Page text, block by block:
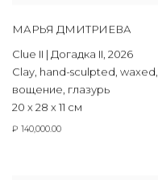
МАРЬЯ ДМИТРИЕВА
Clue II | Догадка II, 2026
Clay, hand-sculpted, waxed,
вощение, глазурь
20 х 28 х 11 см
₽ 140,000.00